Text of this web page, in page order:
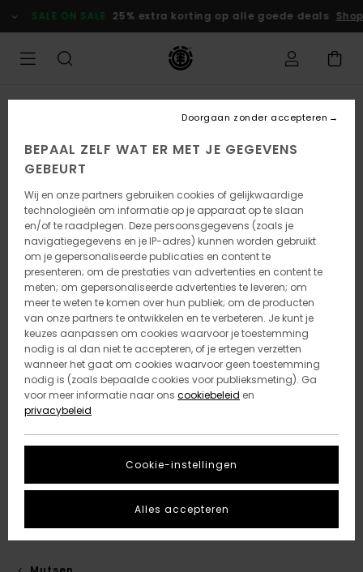
naar
Productinformatie
SALE ON SALE 25% extra korting op alle goede deals
BEPAAL ZELF WAT ER MET JE GEGEVENS
GEBEURT
Wij en onze partners gebruiken cookies of gelijkwaardige
technologieën om informatie op je apparaat op te slaan
en/of te raadplegen. Deze persoonsgegevens (zoals je
navigatiegegevens en je IP-adres) kunnen worden gebruikt
om je gepersonaliseerde publicaties en content te
presenteren; om de prestaties van advertenties en content te
meten; om gepersonaliseerde advertenties te leveren; om
meer te weten te komen over hun publiek; om de producten
van onze partners te ontwikkelen en te verbeteren. Je kunt je
keuzes aanpassen om cookies waarvoor je toestemming
nodig is al dan niet te accepteren, of je ertegen verzetten
wanneer het gaat om cookies waarvoor geen toestemming
nodig is (zoals bepaalde cookies voor publieksmeting). Ga
voor meer informatie naar ons cookiebeleid en
privacybeleid
Cookie-instellingen
Doorgaan zonder accepteren
Alles accepteren